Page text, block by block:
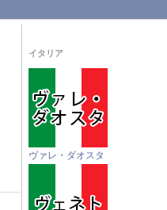
イタリア
ヴァレ・ダオスタ